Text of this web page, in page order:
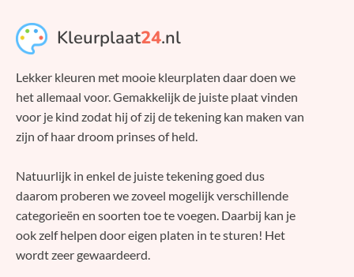
Kleurplaat24.nl
Lekker kleuren met mooie kleurplaten daar doen we
het allemaal voor. Gemakkelijk de juiste plaat vinden
voor je kind zodat hij of zij de tekening kan maken van
zijn of haar droom prinses of held.
Natuurlijk in enkel de juiste tekening goed dus
daarom proberen we zoveel mogelijk verschillende
categorieën en soorten toe te voegen. Daarbij kan je
ook zelf helpen door eigen platen in te sturen! Het
wordt zeer gewaardeerd.